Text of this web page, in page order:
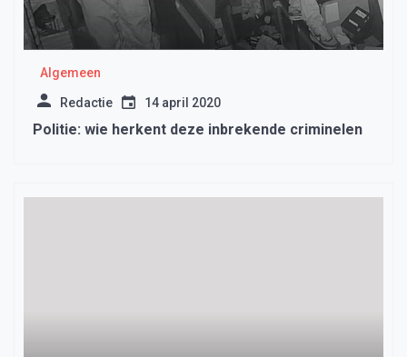
Algemeen
Redactie 14 april 2020
Politie: wie herkent deze inbrekende criminelen